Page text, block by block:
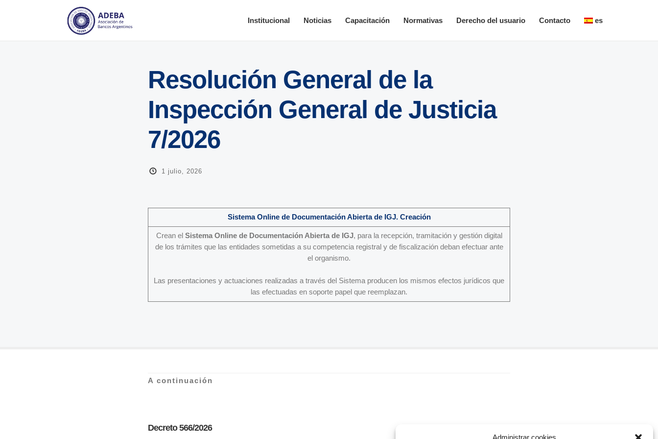
Institucional Noticias Capacitación Normativas Derecho del usuario Contacto es
Resolución General de la
Inspección General de Justicia
7/2026
1 julio, 2026
Sistema Online de Documentación Abierta de IGJ. Creación
Crean el Sistema Online de Documentación Abierta de IGJ, para la recepción, tramitación y gestión digital
de los trámites que las entidades sometidas a su competencia registral y de fiscalización deban efectuar ante
el organismo.
Las presentaciones y actuaciones realizadas a través del Sistema producen los mismos efectos jurídicos que
las efectuadas en soporte papel que reemplazan.
A continuación
Decreto 566/2026